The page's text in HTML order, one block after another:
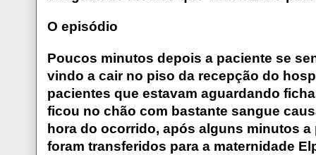
O episódio
Poucos minutos depois a paciente se
vindo a cair no piso da recepção do
pacientes que estavam aguardando
ficou no chão com bastante sangue
hora do ocorrido, após alguns minutos a
foram transferidos para a maternidade